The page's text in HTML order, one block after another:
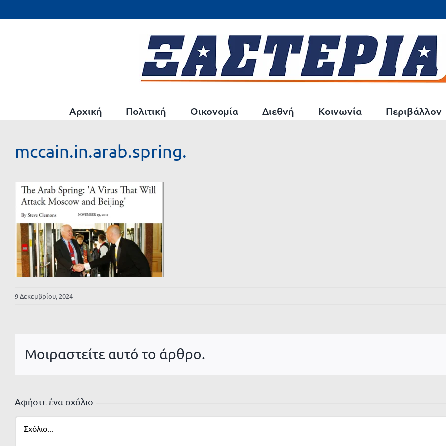
στο
Αρχική Πολιτική Οικονομία Διεθνή Κοινωνία Περιβάλλον
mccain.in.arab.spring.
9 Δεκεμβρίου, 2024
Μοιραστείτε αυτό το άρθρο.
Αφήστε ένα σχόλιο